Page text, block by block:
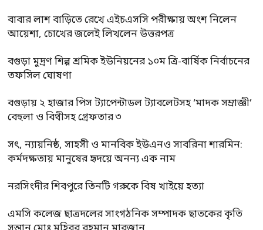
বাবার লাশ বাড়িতে রেখে এইচএসসি পরীক্ষায় অংশ নিলেন
আয়েশা, চোখের জলেই লিখলেন উত্তরপত্র
বগুড়া মুদ্রণ শিল্প শ্রমিক ইউনিয়নের ১০ম ত্রি-বার্ষিক নির্বাচনের
তফসিল ঘোষণা
বগুড়ায় ২ হাজার পিস ট্যাপেন্টাডল ট্যাবলেটসহ ‘মাদক সম্রাজ্ঞী’
বেহুলা ও বিথীসহ গ্রেফতার ৩
সৎ, ন্যায়নিষ্ঠ, সাহসী ও মানবিক ইউএনও সাবরিনা শারমিন:
কর্মদক্ষতায় মানুষের হৃদয়ে অনন্য এক নাম
নরসিংদীর শিবপুরে তিনটি গরুকে বিষ খাইয়ে হত্যা
এমসি কলেজ ছাত্রদলের সাংগঠনিক সম্পাদক ছাতকের কৃতি